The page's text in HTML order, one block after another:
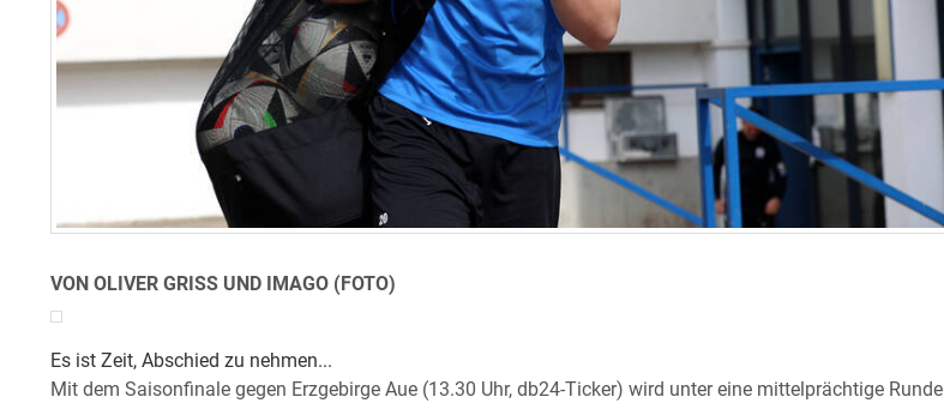
VON OLIVER GRISS UND IMAGO (FOTO)
Es ist Zeit, Abschied zu nehmen...
Mit dem Saisonfinale gegen Erzgebirge Aue (13.30 Uhr, db24-Ticker) wird unter eine mittelprächtige Runde